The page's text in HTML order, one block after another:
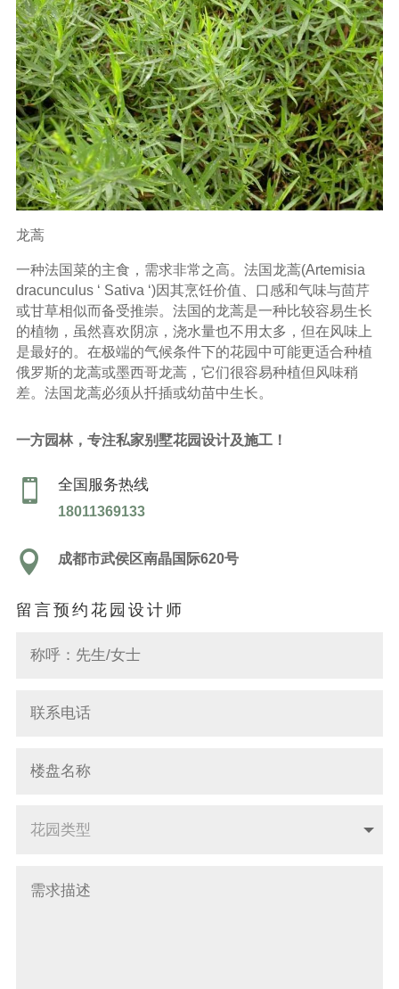
龙蒿
一种法国菜的主食，需求非常之高。法国龙蒿(Artemisia
dracunculus ‘ Sativa ‘)因其烹饪价值、口感和气味与茴芹
或甘草相似而备受推崇。法国的龙蒿是一种比较容易生长
的植物，虽然喜欢阴凉，浇水量也不用太多，但在风味上
是最好的。在极端的气候条件下的花园中可能更适合种植
俄罗斯的龙蒿或墨西哥龙蒿，它们很容易种植但风味稍
差。法国龙蒿必须从扦插或幼苗中生长。
一方园林，专注私家别墅花园设计及施工！
 全国服务热线
18011369133
 成都市武侯区南晶国际620号
留言预约花园设计师